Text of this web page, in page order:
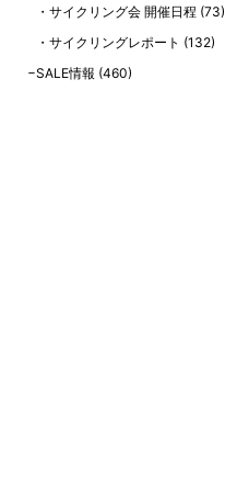
サイクリング会 開催日程 (73)
サイクリングレポート (132)
SALE情報 (460)